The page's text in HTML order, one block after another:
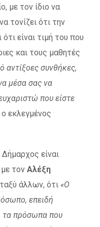
με τον ίδιο να
τονίζει ότι την
είναι τιμή του που
και τους μαθητές
αντίξοες συνθήκες,
μέσα σας να
που είστε
εκλεγμένος
είναι
με τονΑλέξη
άλλων, ότι «Ο
επειδή
τα πρόσωπα που